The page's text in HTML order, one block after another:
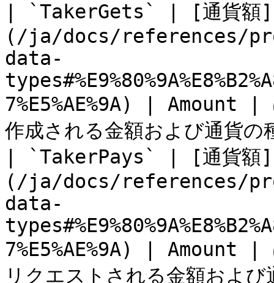
| `TakerGets` | [通貨額]
(/ja/docs/references/
data-
7%E5%AE%9A) | Amount
作成される金額および通貨
| `TakerPays` | [通貨額]
(/ja/docs/references/
data-
7%E5%AE%9A) | Amount
リクエストされる金額およ